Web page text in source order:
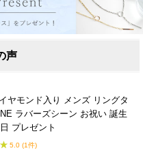
声
ヤモンド入り メンズ リングタ
ラバーズシーン お祝い 誕生
プレゼント
5.0 (1件)